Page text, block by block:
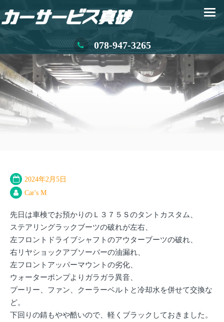
078-947-3265
2024年2月5日
Car's M
先日は車検でお預かりのＬ３７５Ｓのタントカスタム、
ステアリングラックブーツの破れが左右、
左フロントドライブシャフトのアウターブーツの破れ、
右リヤショックアブソーバーの油漏れ、
左フロントアッパーマウントの劣化、
ウォーターポンプよりガラガラ異音、
プーリー、ファン、クーラーベルトと冷却水を併せて交換な
ど。
下回りの錆もやや酷いので、軽くブラックしておきました。